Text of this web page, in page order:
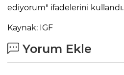
ediyorum" ifadelerini kullandı.
Kaynak: IGF
Yorum Ekle